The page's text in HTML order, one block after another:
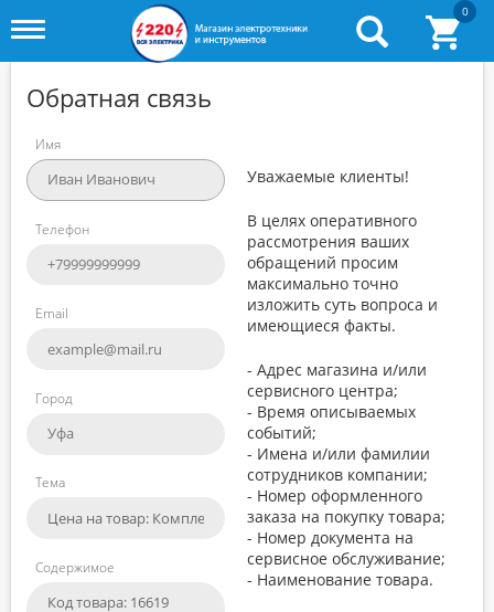
Toggle
0
Обратная связь
Имя
Телефон
Email
Город
Тема
Содержимое
Уважаемые клиенты!
В целях оперативного
рассмотрения ваших
обращений просим
максимально точно
изложить суть вопроса и
имеющиеся факты.
- Адрес магазина и/или
сервисного центра;
- Время описываемых
событий;
- Имена и/или фамилии
сотрудников компании;
- Номер оформленного
заказа на покупку товара;
- Номер документа на
сервисное обслуживание;
- Наименование товара.